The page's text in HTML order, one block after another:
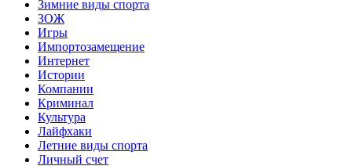
Зимние виды спорта
ЗОЖ
Игры
Импортозамещение
Интернет
Истории
Компании
Криминал
Культура
Лайфхаки
Летние виды спорта
Личный счет